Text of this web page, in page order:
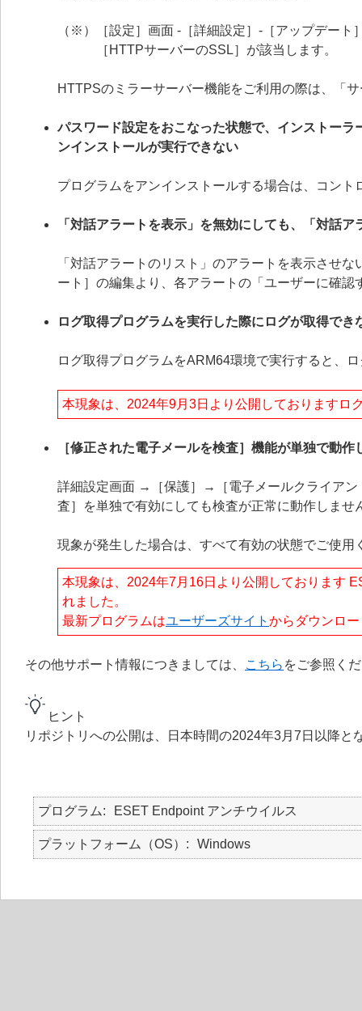
（※）［設定］画面 -［詳細設定］-［アップデー
［HTTPサーバーのSSL］が該当します。
HTTPSのミラーサーバー機能をご利用の際は、「
パスワード設定をおこなった状態で、インストー
ンインストールが実行できない
プログラムをアンインストールする場合は、コン
「対話アラートを表示」を無効にしても、「対話
「対話アラートのリスト」のアラートを表示させ
ート］の編集より、各アラートの「ユーザーに確
ログ取得プログラムを実行した際にログが取得でき
ログ取得プログラムをARM64環境で実行すると、
本現象は、2024年9月3日より公開しておりますロ
［修正された電子メールを検査］機能が単独で動作
詳細設定画面 →［保護］→［電子メールクライア
査］を単独で有効にしても検査が正常に動作しませ
現象が発生した場合は、すべて有効の状態でご使用
本現象は、2024年7月16日より公開しております
れました。
最新プログラムはユーザーズサイト からダウンロ
その他サポート情報につきましては、 こちら をご参照く
ヒント
リポジトリへの公開は、日本時間の2024年3月7日以降と
プログラム ESET Endpoint アンチウイルス
プラットフォーム（OS） Windows